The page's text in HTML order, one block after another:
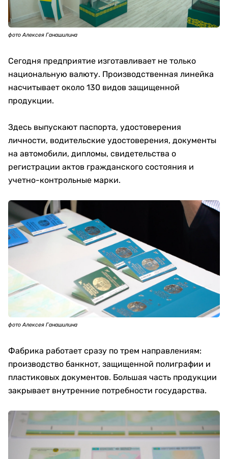
фото Алексея Ганашилина
Сегодня предприятие изготавливает не только
национальную валюту. Производственная линейка
насчитывает около 130 видов защищенной
продукции.
Здесь выпускают паспорта, удостоверения
личности, водительские удостоверения, документы
на автомобили, дипломы, свидетельства о
регистрации актов гражданского состояния и
учетно-контрольные марки.
фото Алексея Ганашилина
Фабрика работает сразу по трем направлениям:
производство банкнот, защищенной полиграфии и
пластиковых документов. Большая часть продукции
закрывает внутренние потребности государства.